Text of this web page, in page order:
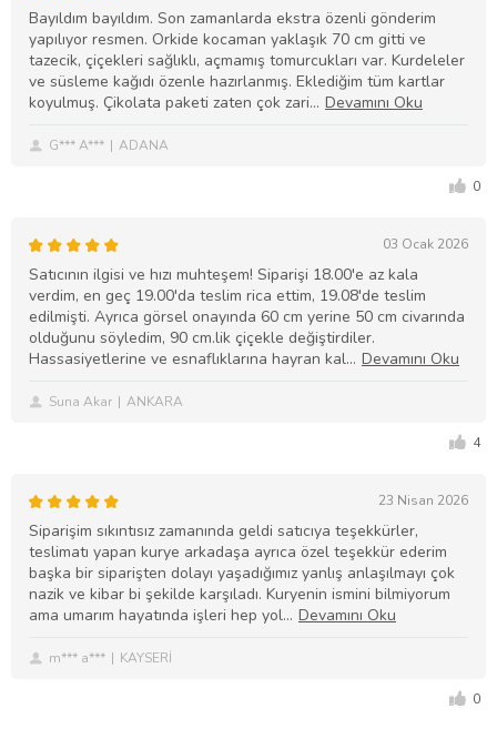
Bayıldım bayıldım. Son zamanlarda ekstra özenli gönderim
yapılıyor resmen. Orkide kocaman yaklaşık 70 cm gitti ve
tazecik, çiçekleri sağlıklı, açmamış tomurcukları var. Kurdeleler
ve süsleme kağıdı özenle hazırlanmış. Eklediğim tüm kartlar
koyulmuş. Çikolata paketi zaten çok zari
G*** A*** ADANA
0
03 Ocak 2026
Satıcının ilgisi ve hızı muhteşem! Siparişi 18.00'e az kala
verdim, en geç 19.00'da teslim rica ettim, 19.08'de teslim
edilmişti. Ayrıca görsel onayında 60 cm yerine 50 cm civarında
olduğunu söyledim, 90 cm.lik çiçekle değiştirdiler.
Hassasiyetlerine ve esnaflıklarına hayran kal
Suna Akar ANKARA
4
23 Nisan 2026
Siparişim sıkıntısız zamanında geldi satıcıya teşekkürler,
teslimatı yapan kurye arkadaşa ayrıca özel teşekkür ederim
başka bir siparişten dolayı yaşadığımız yanlış anlaşılmayı çok
nazik ve kibar bi şekilde karşıladı. Kuryenin ismini bilmiyorum
ama umarım hayatında işleri hep yol
m*** a*** KAYSERİ
0